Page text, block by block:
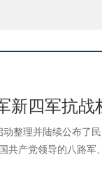
新四军抗战
整理并陆续公布了
共产党领导的八路军